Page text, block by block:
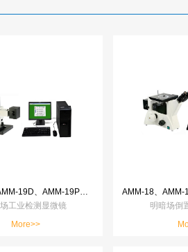
AMM-19、AMM-19D、AMM-19P、AMM-19T、AMM-19ST
工业检测显微镜
More>>
明暗场倒